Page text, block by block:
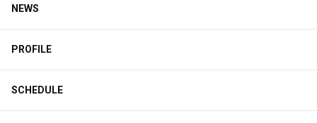
NEWS
PROFILE
SCHEDULE